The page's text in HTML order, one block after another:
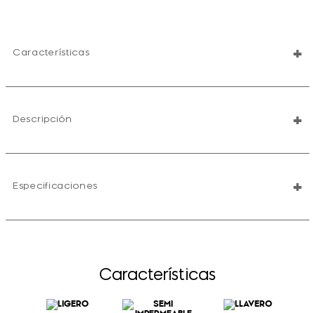
Características +
Descripción +
Especificaciones +
Características